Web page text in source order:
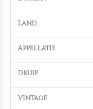
Land
Appellatie
Druif
Vintage